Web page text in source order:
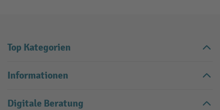
Top Kategorien
Informationen
Digitale Beratung